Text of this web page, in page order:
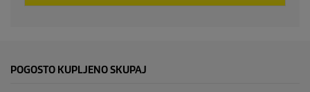
POGOSTO KUPLJENO SKUPAJ